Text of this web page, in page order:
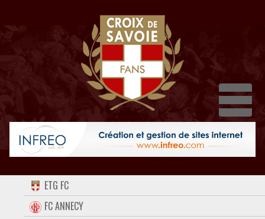
ACCUEIL
FORUM
ETG FC
FC ANNECY